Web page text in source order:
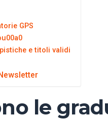
GPS
e titoli validi
le